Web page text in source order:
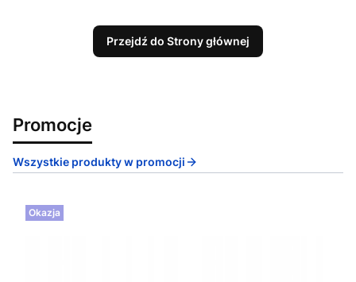
Przejdź do Strony głównej
Promocje
Wszystkie produkty w promocji
Okazja